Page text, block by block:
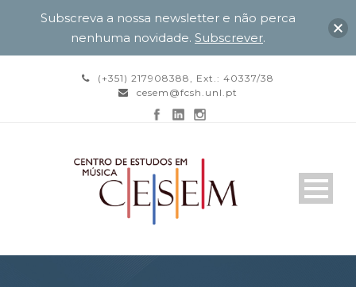
(+351) 217908388, Ext.: 40337/38
cesem@fcsh.unl.pt
Subscreva a nossa newsletter e não perca
nenhuma novidade. Subscrever.